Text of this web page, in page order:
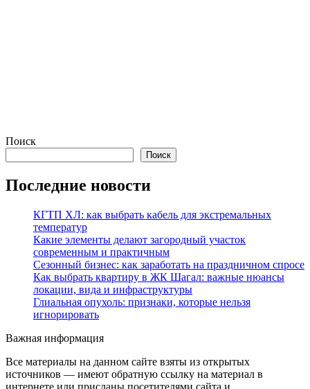
Поиск
Поиск
Последние новости
КГТП ХЛ: как выбрать кабель для экстремальных
температур
Какие элементы делают загородный участок
современным и практичным
Сезонный бизнес: как заработать на праздничном спросе
Как выбрать квартиру в ЖК Шагал: важные нюансы
локации, вида и инфраструктуры
Глиальная опухоль: признаки, которые нельзя
игнорировать
Важная информация
Все материалы на данном сайте взяты из открытых
источников — имеют обратную ссылку на материал в
интернете или присланы посетителями сайта и